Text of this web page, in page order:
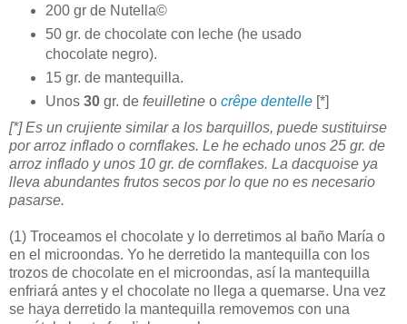
200 gr de Nutella©
50 gr. de chocolate con leche (he usado
chocolate negro).
15 gr. de mantequilla.
Unos 30gr. de feuilletineo crêpe dentelle[*]
[*] Es un crujiente similar a los barquillos, puede sustituirse
por arroz inflado o cornflakes. Le he echado unos 25 gr. de
arroz inflado y unos 10 gr. de cornflakes. La dacquoise ya
lleva abundantes frutos secos por lo que no es necesario
pasarse.
(1) Troceamos el chocolate y lo derretimos al baño María o
en el microondas. Yo he derretido la mantequilla con los
trozos de chocolate en el microondas, así la mantequilla
enfriará antes y el chocolate no llega a quemarse. Una vez
se haya derretido la mantequilla removemos con una